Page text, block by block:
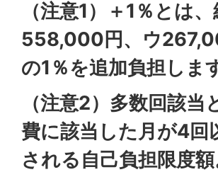
（注意1）＋1％とは
558,000円、ウ
の1％を追加負担しま
（注意2）多数回該
費に該当した月が4回
される自己負担限度額